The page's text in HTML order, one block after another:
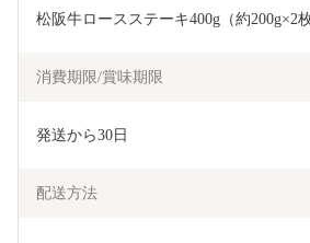
松阪牛ロースステーキ400g（約200g×2
消費期限/賞味期限
発送から30日
配送方法